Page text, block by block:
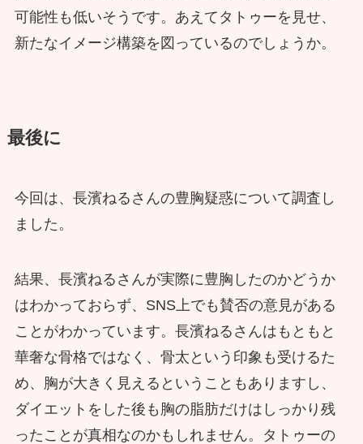
可能性も低いそうです。あえてタトゥーを見せ、
新たなイメージ構築を図っているのでしょうか。
最後に
今回は、長濱ねるさんの豊胸疑惑について調査し
ました。
結果、長濱ねるさんが実際に豊胸したのかどうか
はわかっておらず、SNS上でも賛否の意見がある
ことがわかっています。長濱ねるさんはもともと
華奢な骨格ではなく、骨太という印象も受けるた
め、胸が大きく見えるということもありますし、
ダイエットをした後も胸の脂肪だけはしっかり残
ったことが真相なのかもしれません。タトゥーの